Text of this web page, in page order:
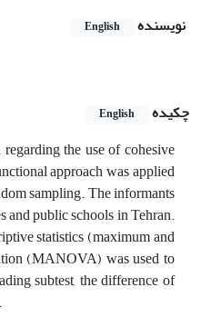
نویسنده English
چکیده
English
the use of cohesive
approach was applied
sampling. The informants
and public schools in Tehran.
statistics (maximum and
(MANOVA) was used to
subtest, the difference of